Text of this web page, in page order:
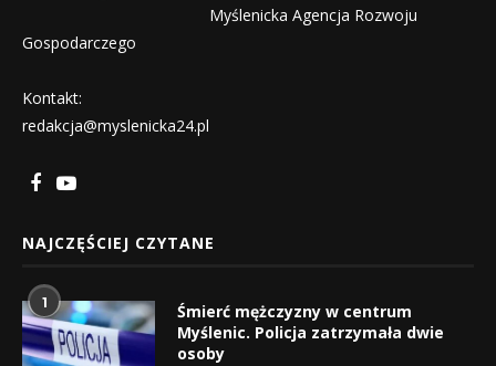
Myślenicka Agencja Rozwoju
Gospodarczego
Kontakt:
redakcja@myslenicka24.pl
NAJCZĘŚCIEJ CZYTANE
1
Śmierć mężczyzny w centrum
Myślenic. Policja zatrzymała dwie
osoby